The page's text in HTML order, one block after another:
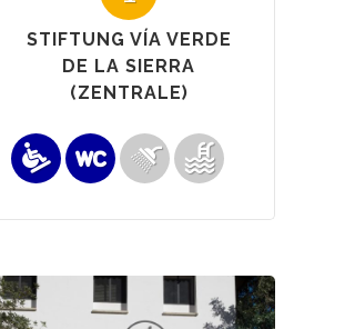
STIFTUNG VÍA VERDE
DE LA SIERRA
(ZENTRALE)